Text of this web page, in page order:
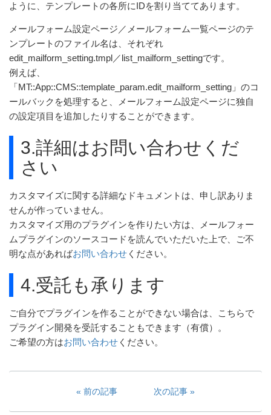
ように、テンプレートの各所にIDを割り当ててあります。
メールフォーム設定ページ／メールフォーム一覧ページのテ
ンプレートのファイル名は、それぞれ
edit_mailform_setting.tmpl／list_mailform_settingです。
例えば、
「MT::App::CMS::template_param.edit_mailform_setting」のコ
ールバックを処理すると、メールフォーム設定ページに独自
の設定項目を追加したりすることができます。
3.詳細はお問い合わせくだ
さい
カスタマイズに関する詳細なドキュメントは、申し訳ありま
せんが作っていません。
カスタマイズ用のプラグインを作りたい方は、メールフォー
ムプラグインのソースコードを読んでいただいた上で、ご不
明な点があればお問い合わせ ください。
4.受託も承ります
ご自分でプラグインを作ることができない場合は、こちらで
プラグイン開発を受託することもできます（有償）。
ご希望の方はお問い合わせ ください。
前の記事 次の記事